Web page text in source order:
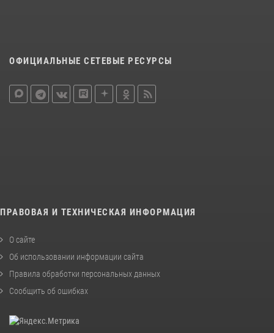
ОФИЦИАЛЬНЫЕ СЕТЕВЫЕ РЕСУРСЫ
ПРАВОВАЯ И ТЕХНИЧЕСКАЯ ИНФОРМАЦИЯ
О сайте
Об использовании информации сайта
Правила обработки персональных данных
Сообщить об ошибках